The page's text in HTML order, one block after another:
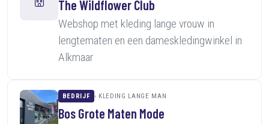
The Wildflower Club
Webshop met kleding lange vrouw in
lengtematen en een dameskledingwinkel in
Alkmaar
BEDRIJF KLEDING LANGE MAN
Bos Grote Maten Mode